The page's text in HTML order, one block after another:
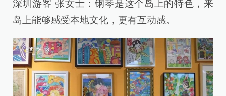
深圳游客 张女士：钢琴是这个岛上的特色，来
岛上能够感受本地文化，更有互动感。